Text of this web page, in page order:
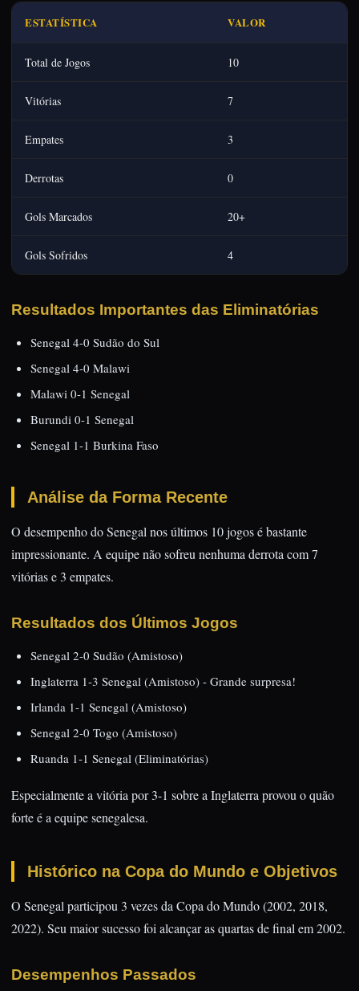
ESTATÍSTICA VALOR
Total de Jogos 10
Vitórias 7
Empates 3
Derrotas 0
Gols Marcados 20+
Gols Sofridos 4
Resultados Importantes das Eliminatórias
Senegal 4-0 Sudão do Sul
Senegal 4-0 Malawi
Malawi 0-1 Senegal
Burundi 0-1 Senegal
Senegal 1-1 Burkina Faso
Análise da Forma Recente
O desempenho do Senegal nos últimos 10 jogos é bastante
impressionante. A equipe não sofreu nenhuma derrota com 7
vitórias e 3 empates.
Resultados dos Últimos Jogos
Senegal 2-0 Sudão (Amistoso)
Inglaterra 1-3 Senegal (Amistoso) - Grande surpresa!
Irlanda 1-1 Senegal (Amistoso)
Senegal 2-0 Togo (Amistoso)
Ruanda 1-1 Senegal (Eliminatórias)
Especialmente a vitória por 3-1 sobre a Inglaterra provou o quão
forte é a equipe senegalesa.
Histórico na Copa do Mundo e Objetivos
O Senegal participou 3 vezes da Copa do Mundo (2002, 2018,
2022). Seu maior sucesso foi alcançar as quartas de final em 2002.
Desempenhos Passados